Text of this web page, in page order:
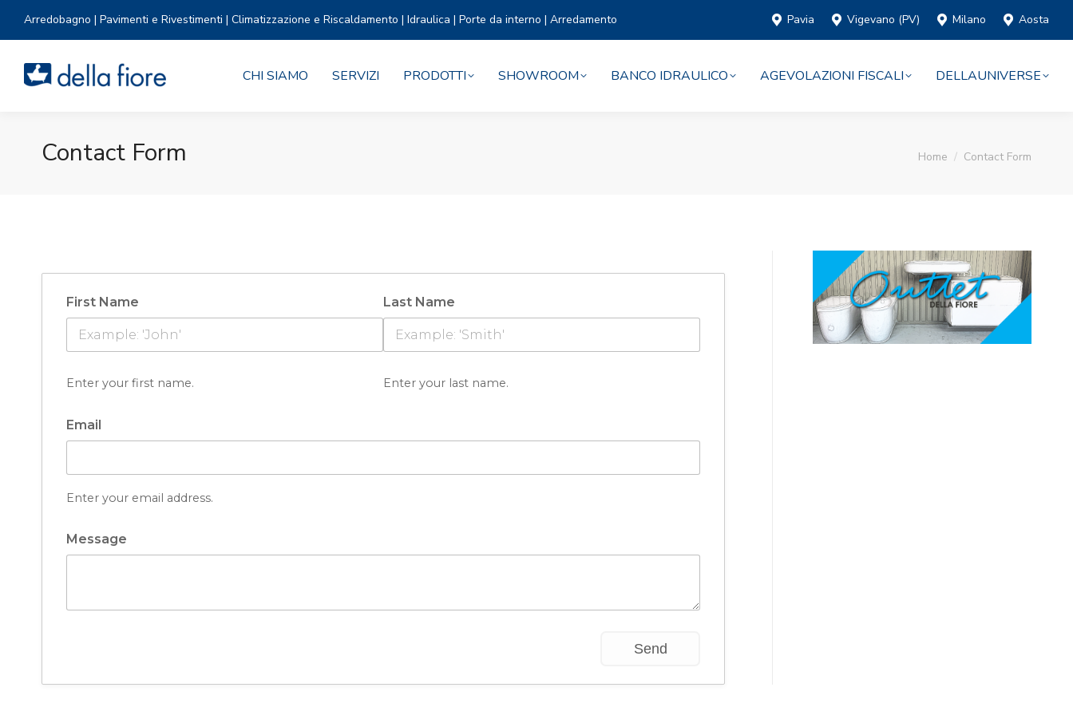
Arredobagno | Pavimenti e Rivestimenti | Climatizzazione e Riscaldamento | Idraulica | Porte da interno | Arredamento Pavia Vigevano (PV) Milano Aosta
CHI SIAMO SERVIZI PRODOTTI SHOWROOM BANCO IDRAULICO AGEVOLAZIONI FISCALI DELLAUNIVERSE
Contact Form You are here:
Home Contact Form
First Name
Enter your first name.
Last Name
Enter your last name.
Email
Enter your email address.
Message